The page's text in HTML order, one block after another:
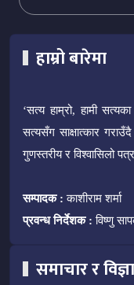
हाम्रो बारेमा
‘सत्य हाम्रो, हामी
सत्यसँग साक्षात्कार
गुणस्तरीय र विश्वासिलो
सम्पादक : काशीराम शर्मा
प्रवन्ध निर्देशक : विष्णु
समाचार र